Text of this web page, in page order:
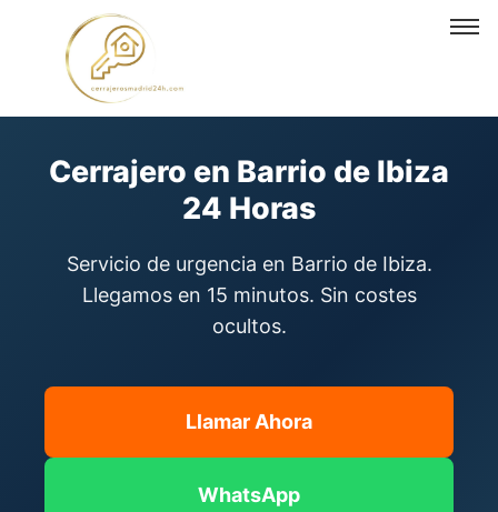
Cerrajero en Barrio de Ibiza
Cerrajero en Barrio de Ibiza
24 Horas
Servicio de urgencia en Barrio de Ibiza.
Llegamos en 15 minutos. Sin costes
ocultos.
Llamar Ahora
WhatsApp